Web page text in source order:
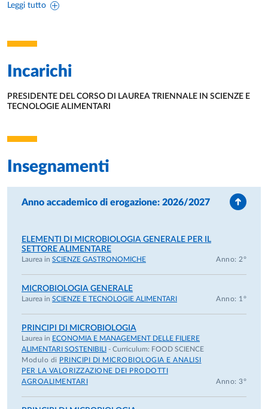
Leggi tutto
Area delle Scienze 49A, 43124 Parma.
concorsuale 07/I1 (Microbiologia Agraria), prima Fascia (art.
16, comma 1, Legge 240/10). Periodo di validità
dell’Abilitazione dal 18/11/2020 al 18/11/2029.
01/11/2005 al 30/09/2014
Nomina a Ricercatore Universitario regime di tempo pieno
con decorrenza giuridica ed economica dal 01/11/2005 con
Decreto Rettorale n. 1816 del 19/10/2005, con afferenza al
Dipartimento di Genetica, Biologia dei Microrganismi,
Alimenti, Università di Parma, Parco Area delle Scienze 49A,
43124 Parma.
FORMAZIONE
conseguito presso l’Università degli Studi di Parma. Titolo
della tesi: “Caratterizzazione dell’enzima glutammato
deidrogenasi in ceppi di Streptococcus thermophilus di
origine casearia”.
Incarichi
PRESIDENTE DEL CORSO DI LAUREA TRIENNALE IN SCIENZE E
TECNOLOGIE ALIMENTARI
Insegnamenti
Anno accademico di erogazione: 2026/2027
ELEMENTI DI MICROBIOLOGIA GENERALE PER IL
SETTORE ALIMENTARE
Laurea in SCIENZE GASTRONOMICHE Anno: 2°
MICROBIOLOGIA GENERALE
Laurea in SCIENZE E TECNOLOGIE ALIMENTARI Anno: 1°
PRINCIPI DI MICROBIOLOGIA
Laurea in ECONOMIA E MANAGEMENT DELLE FILIERE
ALIMENTARI SOSTENIBILI - Curriculum: FOOD SCIENCE
Modulo di PRINCIPI DI MICROBIOLOGIA E ANALISI
PER LA VALORIZZAZIONE DEI PRODOTTI
AGROALIMENTARI
Anno: 3°